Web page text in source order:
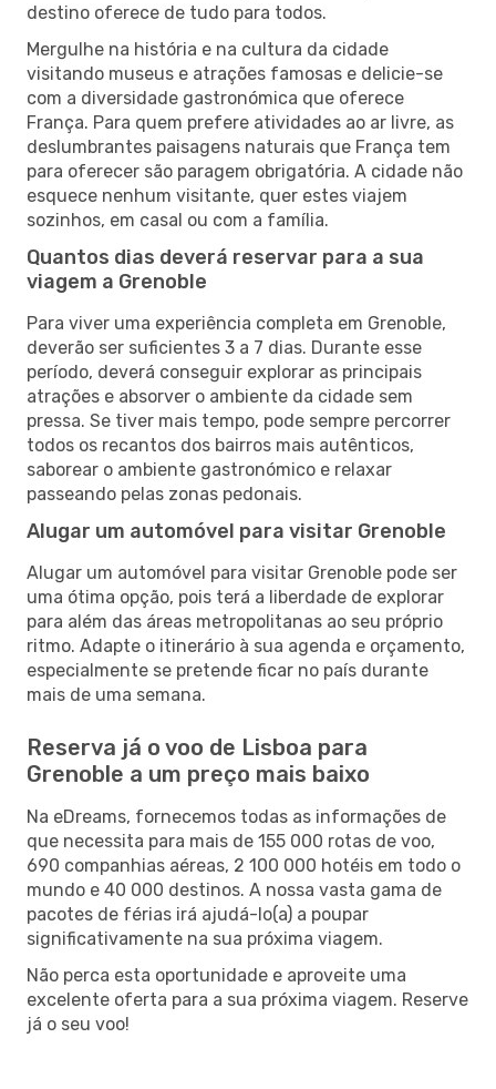
destino oferece de tudo para todos.
Mergulhe na história e na cultura da cidade
visitando museus e atrações famosas e delicie-se
com a diversidade gastronómica que oferece
França. Para quem prefere atividades ao ar livre, as
deslumbrantes paisagens naturais que França tem
para oferecer são paragem obrigatória. A cidade não
esquece nenhum visitante, quer estes viajem
sozinhos, em casal ou com a família.
Quantos dias deverá reservar para a sua
viagem a Grenoble
Para viver uma experiência completa em Grenoble,
deverão ser suficientes 3 a 7 dias. Durante esse
período, deverá conseguir explorar as principais
atrações e absorver o ambiente da cidade sem
pressa. Se tiver mais tempo, pode sempre percorrer
todos os recantos dos bairros mais autênticos,
saborear o ambiente gastronómico e relaxar
passeando pelas zonas pedonais.
Alugar um automóvel para visitar Grenoble
Alugar um automóvel para visitar Grenoble pode ser
uma ótima opção, pois terá a liberdade de explorar
para além das áreas metropolitanas ao seu próprio
ritmo. Adapte o itinerário à sua agenda e orçamento,
especialmente se pretende ficar no país durante
mais de uma semana.
Reserva já o voo de Lisboa para
Grenoble a um preço mais baixo
Na eDreams, fornecemos todas as informações de
que necessita para mais de 155 000 rotas de voo,
690 companhias aéreas, 2 100 000 hotéis em todo o
mundo e 40 000 destinos. A nossa vasta gama de
pacotes de férias irá ajudá-lo(a) a poupar
significativamente na sua próxima viagem.
Não perca esta oportunidade e aproveite uma
excelente oferta para a sua próxima viagem. Reserve
já o seu voo!